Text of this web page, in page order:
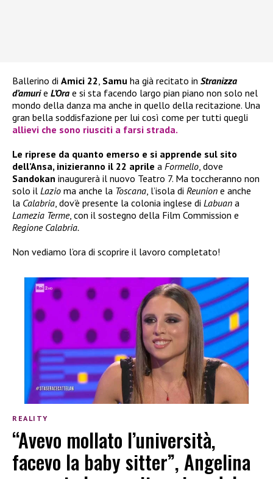
Ballerino di Amici 22, Samu ha già recitato in Stranizza
d’amurie L’Ora e si sta facendo largo pian piano non solo nel
mondo della danza ma anche in quello della recitazione. Una
gran bella soddisfazione per lui così come per tutti quegli
allievi che sono riusciti a farsi strada.
Le riprese da quanto emerso e si apprende sul sito
dell’Ansa, inizieranno il 22 aprile a Formello, dove
Sandokan inaugurerà il nuovo Teatro 7. Ma toccheranno non
solo il Lazio ma anche la Toscana, l’isola di Reunion e anche
la Calabria, dov’è presente la colonia inglese di Labuan a
Lamezia Terme, con il sostegno della Film Commission e
Regione Calabria.
Non vediamo l’ora di scoprire il lavoro completato!
REALITY
“Avevo mollato l’università,
facevo la baby sitter”, Angelina